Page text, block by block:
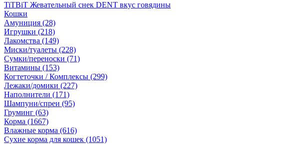
TiTBiT Жевательный снек DENT вкус говядины
Кошки
Амуниция (28)
Игрушки (218)
Лакомства (149)
Миски/туалеты (228)
Сумки/переноски (71)
Витамины (153)
Когтеточки / Комплексы (299)
Лежаки/домики (227)
Наполнители (171)
Шампуни/спреи (95)
Груминг (63)
Корма (1667)
Влажные корма (616)
Сухие корма для кошек (1051)